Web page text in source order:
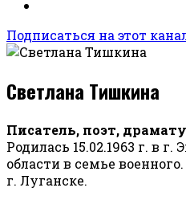
Подписаться на этот
Светлана Тишкина
Писатель, поэт,
Родилась 15.02.1963 г. в г.
области в семье
г. Луганске.